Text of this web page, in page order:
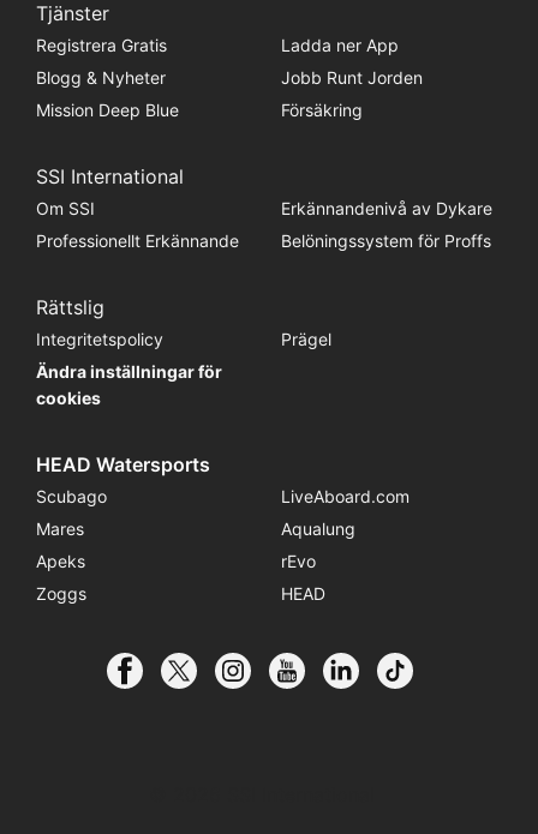
Tjänster
Registrera Gratis
Ladda ner App
Blogg & Nyheter
Jobb Runt Jorden
Mission Deep Blue
Försäkring
SSI International
Om SSI
Erkännandenivå av Dykare
Professionellt Erkännande
Belöningssystem för Proffs
Rättslig
Integritetspolicy
Prägel
Ändra inställningar för
cookies
HEAD Watersports
Scubago
LiveAboard.com
Mares
Aqualung
Apeks
rEvo
Zoggs
HEAD